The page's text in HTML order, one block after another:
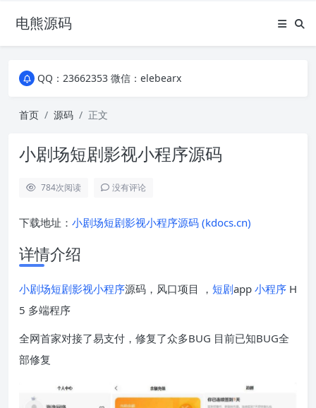
电熊源码
QQ：23662353 微信：elebearx
首页
源码 正文
小剧场短剧影视小程序源码
784次阅读 没有评论
下载地址： 小剧场短剧影视小程序源码 (kdocs.cn)
详情介绍
小剧场短剧影视小程序源码，风口项目 ， 短剧app 小程序 H
5 多端程序
全网首家对接了易支付，修复了众多BUG 目前已知BUG全
部修复